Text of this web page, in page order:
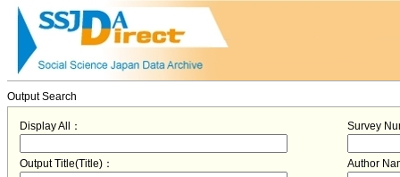
Output Search
Display All： Survey
Output Title(Title)： Author